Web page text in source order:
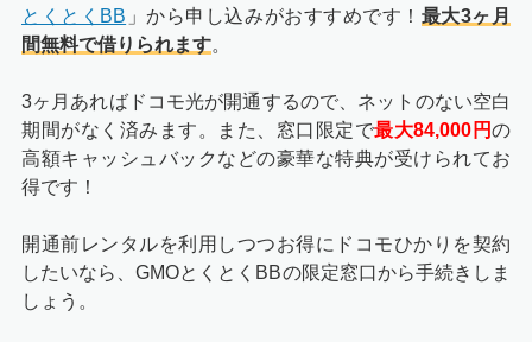
とくとくBB 」から申し込みがおすすめです！ 最大3ヶ月
間無料で借りられます。
3ヶ月あればドコモ光が開通するので、ネットのない空白
期間がなく済みます。また、窓口限定で最大84,000円の
高額キャッシュバックなどの豪華な特典が受けられてお
得です！
開通前レンタルを利用しつつお得にドコモひかりを契約
したいなら、GMOとくとくBBの限定窓口から手続きしま
しょう。